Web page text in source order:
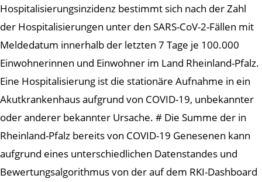
Hospitalisierungsinzidenz bestimmt sich nach der Zahl
der Hospitalisierungen unter den SARS-CoV-2-Fällen mit
Meldedatum innerhalb der letzten 7 Tage je 100.000
Einwohnerinnen und Einwohner im Land Rheinland-Pfalz.
Eine Hospitalisierung ist die stationäre Aufnahme in ein
Akutkrankenhaus aufgrund von COVID-19, unbekannter
oder anderer bekannter Ursache. # Die Summe der in
Rheinland-Pfalz bereits von COVID-19 Genesenen kann
aufgrund eines unterschiedlichen Datenstandes und
Bewertungsalgorithmus von der auf dem RKI-Dashboard